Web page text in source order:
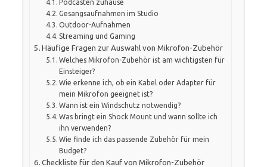
Podcasten zuhause
Gesangsaufnahmen im Studio
Outdoor-Aufnahmen
Streaming und Gaming
Häufige Fragen zur Auswahl von Mikrofon-Zubehör
Welches Mikrofon-Zubehör ist am wichtigsten für
Einsteiger?
Wie erkenne ich, ob ein Kabel oder Adapter für
mein Mikrofon geeignet ist?
Wann ist ein Windschutz notwendig?
Was bringt ein Shock Mount und wann sollte ich
ihn verwenden?
Wie finde ich das passende Zubehör für mein
Budget?
Checkliste für den Kauf von Mikrofon-Zubehör